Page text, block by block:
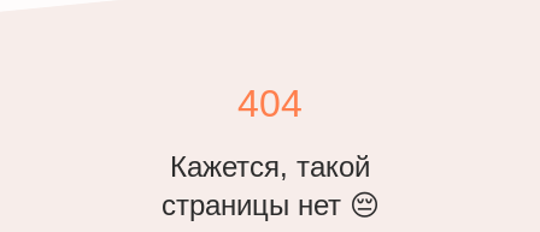
404
Кажется, такой
страницы нет 😔